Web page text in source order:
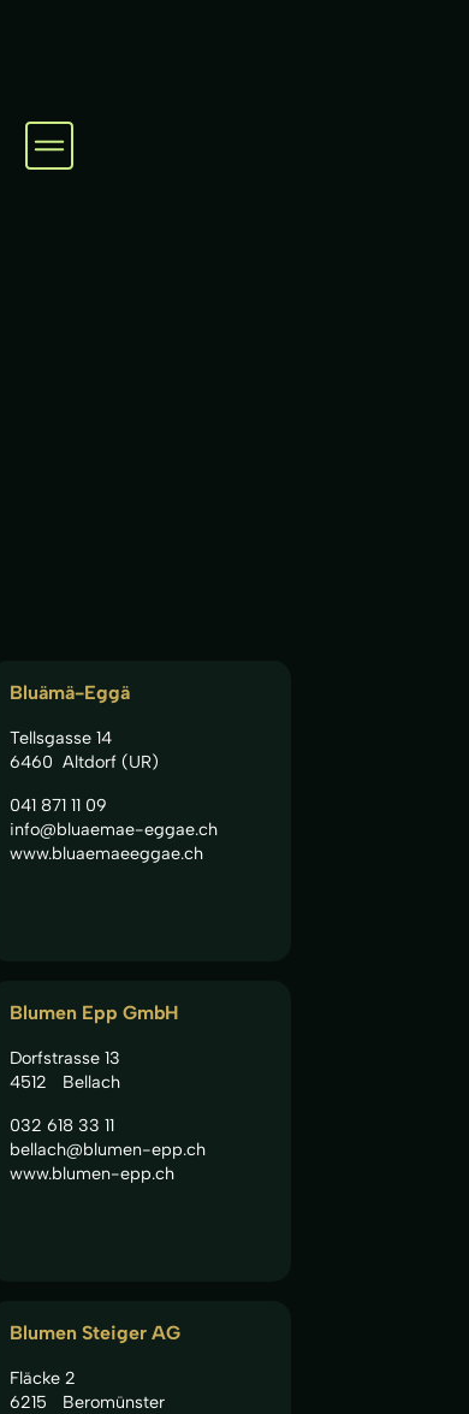
Bluämä-Eggä
Tellsgasse 14
6460 Altdorf (UR)
041 871 11 09
info@bluaemae-eggae.ch
www.bluaemaeeggae.ch
Blumen Epp GmbH
Dorfstrasse 13
4512
Bellach
032 618 33 11
bellach@blumen-epp.ch
www.blumen-epp.ch
Blumen Steiger AG
Fläcke 2
6215
Beromünster